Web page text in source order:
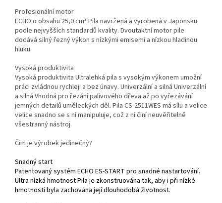
Profesionální motor
ECHO o obsahu 25,0 cm³ Pila navržená a vyrobená v Japonsku
podle nejvyšších standardů kvality. Dvoutaktní motor pile
dodává silný řezný výkon s nízkými emisemi a nízkou hladinou
hluku.
Vysoká produktivita
Vysoká produktivita Ultralehká pila s vysokým výkonem umožní
práci zvládnou rychleji a bez únavy. Univerzální a silná Univerzální
a silná Vhodná pro řezání palivového dřeva až po vyřezávání
jemných detailů uměleckých děl. Pila CS-2511WES má sílu a velice
velice snadno se s ní manipuluje, což z ní činí neuvěřitelně
všestranný nástroj.
Čím je výrobek jedinečný?
Snadný start
Patentovaný systém ECHO ES-START pro snadné nastartování.
Ultra nízká hmotnost Pila je zkonstruována tak, aby i při nízké
hmotnosti byla zachována její dlouhodobá životnost.